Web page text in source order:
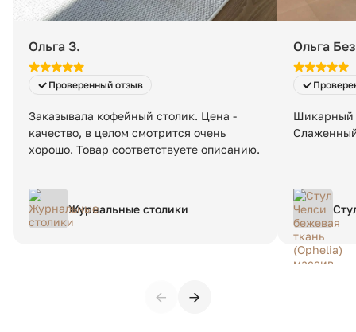
Ольга З.
Проверенный отзыв
Заказывала кофейный столик. Цена -
качество, в целом смотрится очень
хорошо. Товар соответствуете описанию.
Журнальные столики
Ольга
Шикарный
← →